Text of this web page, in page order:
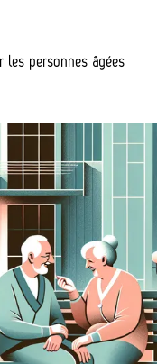
les personnes âgées